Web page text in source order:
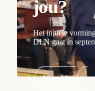
jou?
Het initiële
DLN gaat in
Lees Meer